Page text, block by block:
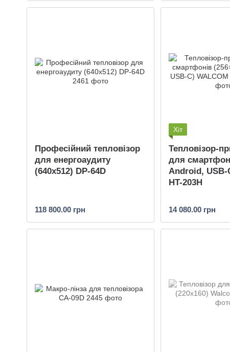
Професійний тепловізор
для енергоаудиту
(640x512) DP-64D
118 800.00 грн
Хіт
Тепловізор-
для
Android, USB-
HT-203H
14 080.00 грн